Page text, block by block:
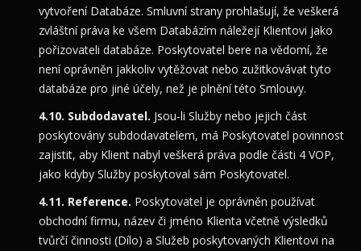
vytvoření Databáze. Smluvní strany prohlašují, že veškerá
zvláštní práva ke všem Databázím náležejí Klientovi jako
pořizovateli databáze. Poskytovatel bere na vědomí, že
není oprávněn jakkoliv vytěžovat nebo zužitkovávat tyto
databáze pro jiné účely, než je plnění této Smlouvy.
Subdodavatel. Jsou-li Služby nebo jejich část
poskytovány subdodavatelem, má Poskytovatel povinnost
zajistit, aby Klient nabyl veškerá práva podle části 4 VOP,
jako kdyby Služby poskytoval sám Poskytovatel.
Reference. Poskytovatel je oprávněn používat
obchodní firmu, název či jméno Klienta včetně výsledků
tvůrčí činnosti (Dílo) a Služeb poskytovaných Klientovi na